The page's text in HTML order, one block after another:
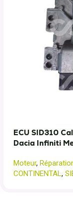
ECU SID310
Dacia Infiniti
Moteur,
CONTINENTAL,